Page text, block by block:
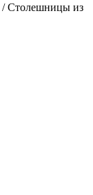
/Столешницы из